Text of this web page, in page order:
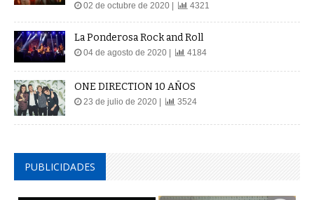
02 de octubre de 2020 | 4321
La Ponderosa Rock and Roll
04 de agosto de 2020 | 4184
ONE DIRECTION 10 AÑOS
23 de julio de 2020 | 3524
PUBLICIDADES